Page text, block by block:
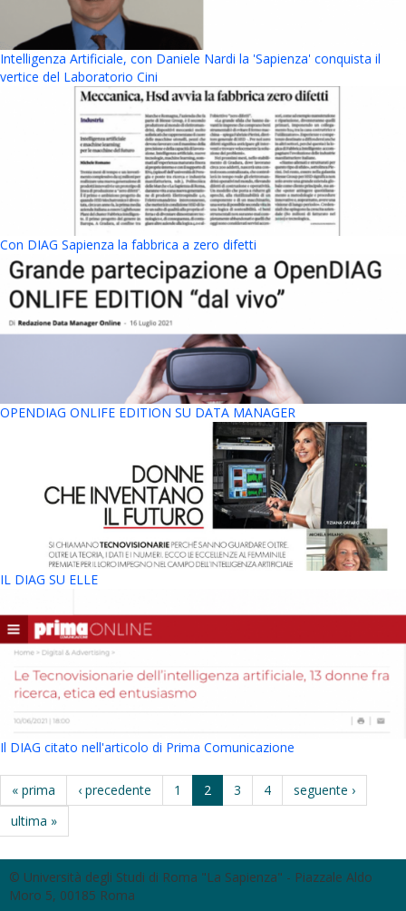
Intelligenza Artificiale, con Daniele Nardi la 'Sapienza' conquista il
vertice del Laboratorio Cini
Con DIAG Sapienza la fabbrica a zero difetti
OPENDIAG ONLIFE EDITION SU DATA MANAGER
IL DIAG SU ELLE
Il DIAG citato nell'articolo di Prima Comunicazione
« prima ‹ precedente 1 2 3 4
seguente ›
ultima »
© Università degli Studi di Roma "La Sapienza" - Piazzale Aldo
Moro 5, 00185 Roma